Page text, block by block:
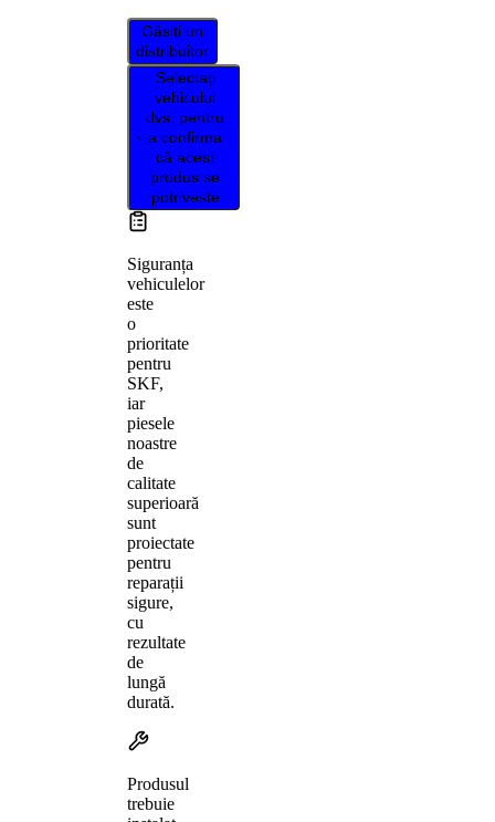
Găsiți un
distribuitor
Selectați
vehiculul
dvs. pentru
a confirma
că acest
produs se
potrivește
Siguranța
vehiculelor
este
o
prioritate
pentru
SKF,
iar
piesele
noastre
de
calitate
superioară
sunt
proiectate
pentru
reparații
sigure,
cu
rezultate
de
lungă
durată.
Produsul
trebuie